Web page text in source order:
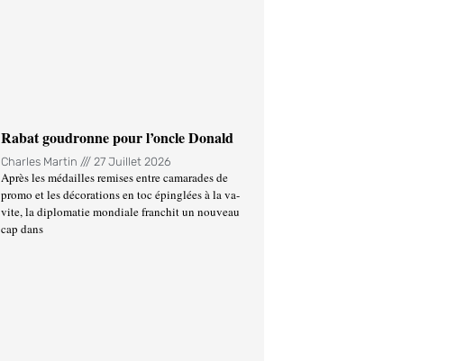
Rabat goudronne pour l’oncle Donald
Charles Martin 27 Juillet 2026
Après les médailles remises entre camarades de
promo et les décorations en toc épinglées à la va-
vite, la diplomatie mondiale franchit un nouveau
cap dans